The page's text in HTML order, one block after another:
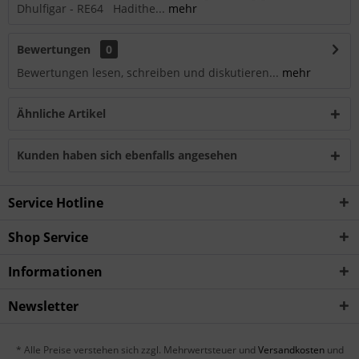
Dhulfigar - RE64 Hadithe... mehr
Bewertungen
0
Bewertungen lesen, schreiben und diskutieren... mehr
Ähnliche Artikel
Kunden haben sich ebenfalls angesehen
Service Hotline
Shop Service
Informationen
Newsletter
* Alle Preise verstehen sich zzgl. Mehrwertsteuer und Versandkostenund